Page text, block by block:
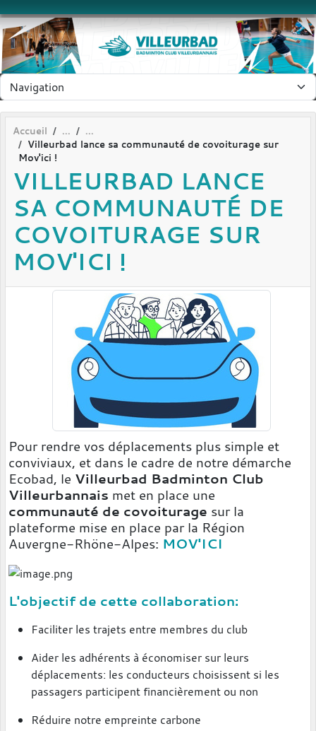
Accueil
Villeurbad lance sa communauté de covoiturage sur
Mov'ici !
VILLEURBAD LANCE
SA COMMUNAUTÉ DE
COVOITURAGE SUR
MOV'ICI !
Pour rendre vos déplacements plus simple et
conviviaux, et dans le cadre de notre démarche
Ecobad, le Villeurbad Badminton Club
Villeurbannais met en place une
communauté de covoiturage sur la
plateforme mise en place par la Région
Auvergne-Rhöne-Alpes: MOV'ICI
L'objectif de cette collaboration:
Faciliter les trajets entre membres du club
Aider les adhérents à économiser sur leurs
déplacements: les conducteurs choisissent si les
passagers participent financièrement ou non
Réduire notre empreinte carbone